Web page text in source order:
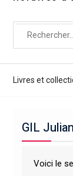
Livres et
GIL Julian
Voici le